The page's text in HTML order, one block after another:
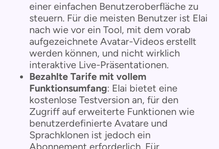
einer einfachen Benutzeroberfläche zu
steuern. Für die meisten Benutzer ist Elai
nach wie vor ein Tool, mit dem vorab
aufgezeichnete Avatar-Videos erstellt
werden können, und nicht wirklich
interaktive Live-Präsentationen.
Bezahlte Tarife mit vollem
Funktionsumfang: Elai bietet eine
kostenlose Testversion an, für den
Zugriff auf erweiterte Funktionen wie
benutzerdefinierte Avatare und
Sprachklonen ist jedoch ein